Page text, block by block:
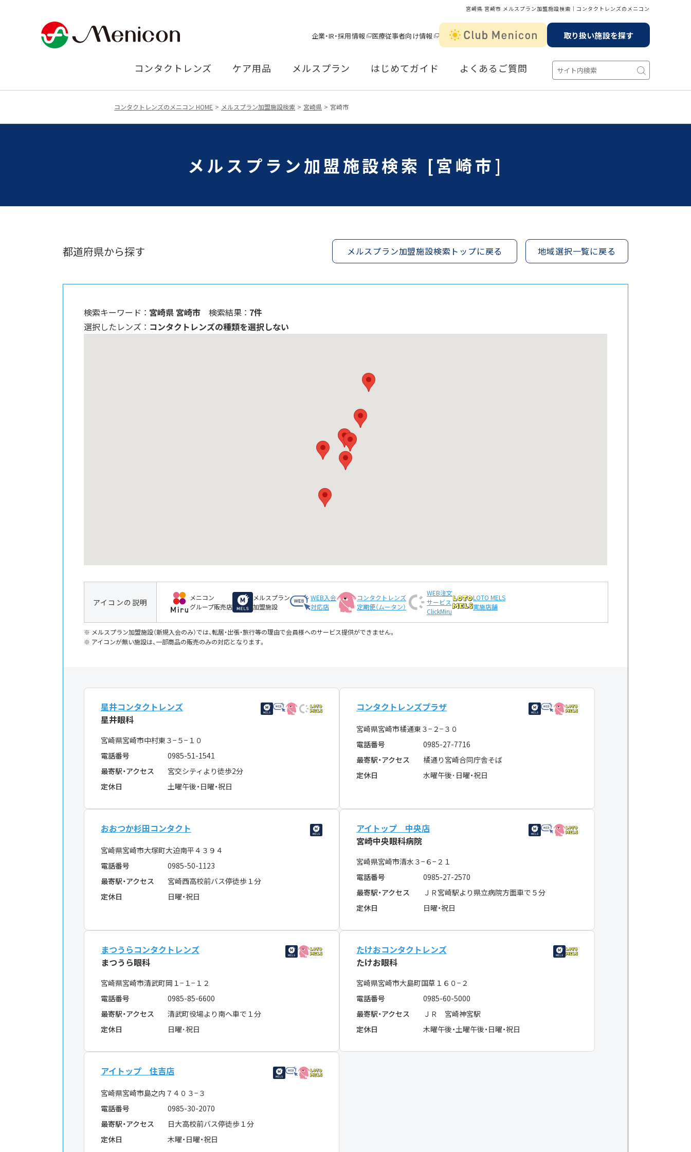
宮崎県 宮崎市 メルスプラン加盟施設検索│コンタクトレンズのメニコン
企業・IR・採用情報 医療従事者向け情報 取り扱い施設を探す
コンタクトレンズ ケア用品 メルスプラン はじめてガイド よくあるご質問
コンタクトレンズのメニコン HOME メルスプラン加盟施設検索 宮崎県 宮崎市
メルスプラン加盟施設検索 [宮崎市]
都道府県から探す メルスプラン加盟施設検索トップに戻る 地域選択一覧に戻る
検索キーワード ： 宮崎県 宮崎市 検索結果 ： 7件
選択したレンズ ： コンタクトレンズの種類を選択しない
アイコンの説明
メニコン
グループ販売店
メルスプラン
加盟施設
WEB入会
対応店
コンタクトレンズ
定期便（ムータン）
WEB注文
サービス
ClickMiru
LOTO MELS
実施店舗
メルスプラン加盟施設（新規入会のみ）では、転居・出張・旅行等の理由で会員様へのサービス提供ができません。
アイコンが無い施設は、一部商品の販売のみの対応となります。
星井コンタクトレンズ
星井眼科
宮崎県宮崎市中村東３−５−１０
電話番号
0985-51-1541
最寄駅・アクセス
宮交シティより徒歩2分
定休日
土曜午後・日曜・祝日
コンタクトレンズプラザ
宮崎県宮崎市橘通東３−２−３０
電話番号
0985-27-7716
最寄駅・アクセス
橘通り宮崎合同庁舎そば
定休日
水曜午後･日曜・祝日
おおつか杉田コンタクト
宮崎県宮崎市大塚町大迫南平４３９４
電話番号
0985-50-1123
最寄駅・アクセス
宮崎西高校前バス停徒歩１分
定休日
日曜・祝日
アイトップ 中央店
宮崎中央眼科病院
宮崎県宮崎市清水３−６−２１
電話番号
0985-27-2570
最寄駅・アクセス
ＪＲ宮崎駅より県立病院方面車で５分
定休日
日曜・祝日
まつうらコンタクトレンズ
まつうら眼科
宮崎県宮崎市清武町岡１−１−１２
電話番号
0985-85-6600
最寄駅・アクセス
清武町役場より南へ車で１分
定休日
日曜･祝日
たけおコンタクトレンズ
たけお眼科
宮崎県宮崎市大島町国草１６０−２
電話番号
0985-60-5000
最寄駅・アクセス
ＪＲ 宮崎神宮駅
定休日
木曜午後・土曜午後・日曜・祝日
アイトップ 住吉店
宮崎県宮崎市島之内７４０３−３
電話番号
0985-30-2070
最寄駅・アクセス
日大高校前バス停徒歩１分
定休日
木曜・日曜・祝日